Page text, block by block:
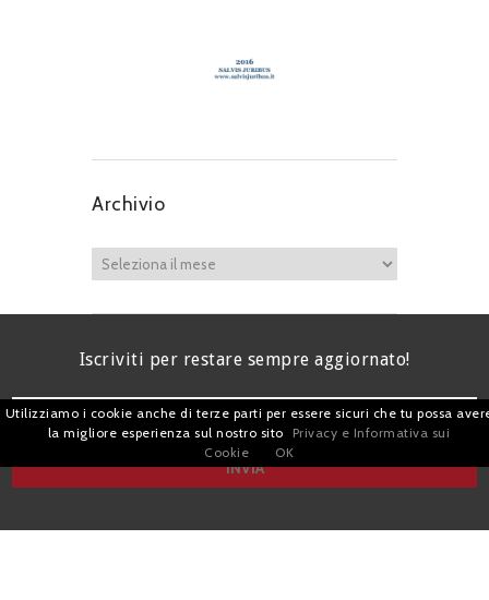
Archivio
Iscriviti per restare sempre aggiornato!
Utilizziamo i cookie anche di terze parti per essere sicuri che tu possa
la migliore esperienza sul nostro sito
Privacy e Informativa sui
Cookie
OK